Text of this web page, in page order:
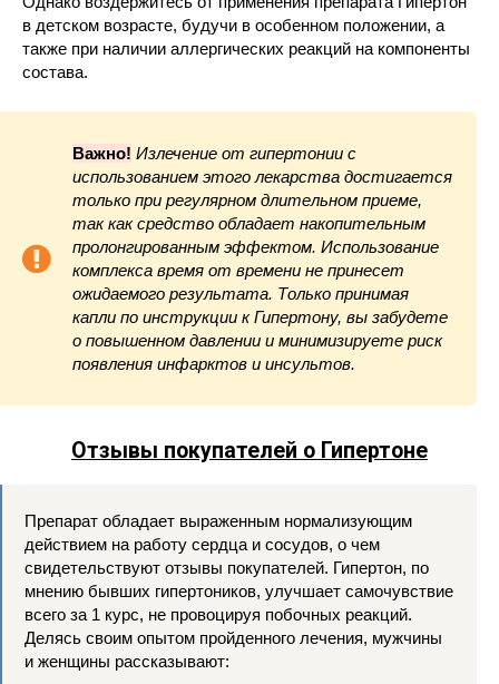
в детском возрасте, будучи в особенном положении, а
также при наличии аллергических реакций на компоненты
состава.
Важно! Излечение от гипертонии с
использованием этого лекарства достигается
только при регулярном длительном приеме,
так как средство обладает накопительным
пролонгированным эффектом. Использование
комплекса время от времени не принесет
ожидаемого результата. Только принимая
капли по инструкции к Гипертону, вы забудете
о повышенном давлении и минимизируете риск
появления инфарктов и инсультов.
Отзывы покупателей о Гипертоне
Препарат обладает выраженным нормализующим
действием на работу сердца и сосудов, о чем
свидетельствуют отзывы покупателей. Гипертон, по
мнению бывших гипертоников, улучшает самочувствие
всего за 1 курс, не провоцируя побочных реакций.
Делясь своим опытом пройденного лечения, мужчины
и женщины рассказывают: